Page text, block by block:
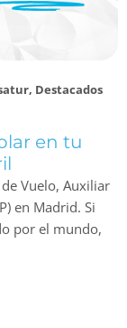
, Destacados
en tu
Vuelo, Auxiliar
en Madrid. Si
por el mundo,